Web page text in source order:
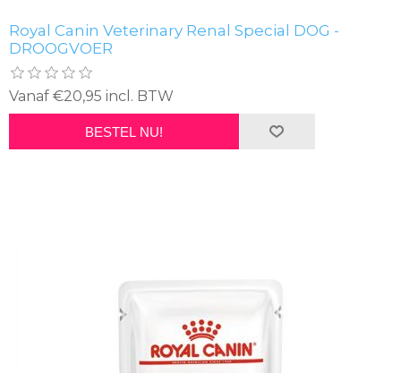
Royal Canin Veterinary Renal Special DOG -
DROOGVOER
Vanaf €20,95 incl. BTW
BESTEL NU!